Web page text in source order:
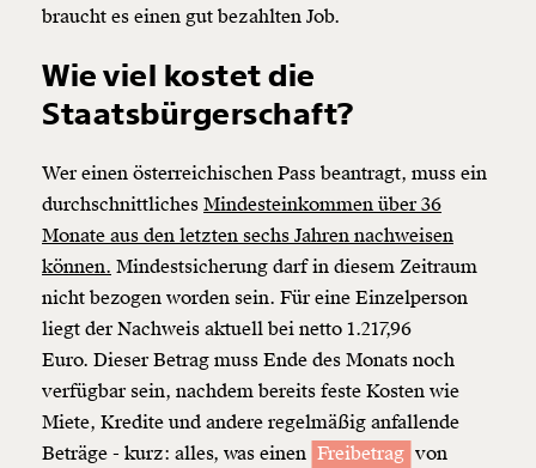
braucht es einen gut bezahlten Job.
Wie viel kostet die
Staatsbürgerschaft?
Wer einen österreichischen Pass beantragt, muss ein
durchschnittliches Mindesteinkommen über 36
Monate aus den letzten sechs Jahren nachweisen
können. Mindestsicherung darf in diesem Zeitraum
nicht bezogen worden sein. Für eine Einzelperson
liegt der Nachweis aktuell bei netto 1.217,96
Euro. Dieser Betrag muss Ende des Monats noch
verfügbar sein, nachdem bereits feste Kosten wie
Miete, Kredite und andere regelmäßig anfallende
Beträge - kurz: alles, was einen Freibetrag von